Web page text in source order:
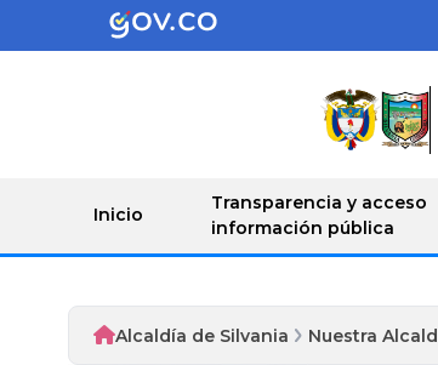
Inicio
Transparencia y acceso
información pública
Alcaldía de Silvania Nuestra